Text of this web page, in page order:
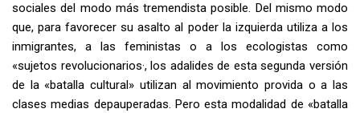
sociales del modo más tremendista posible. Del mismo modo
que, para favorecer su asalto al poder la izquierda utiliza a los
inmigrantes, a las feministas o a los ecologistas como
«sujetos revolucionarios·, los adalides de esta segunda versión
de la «batalla cultural» utilizan al movimiento provida o a las
clases medias depauperadas. Pero esta modalidad de «batalla